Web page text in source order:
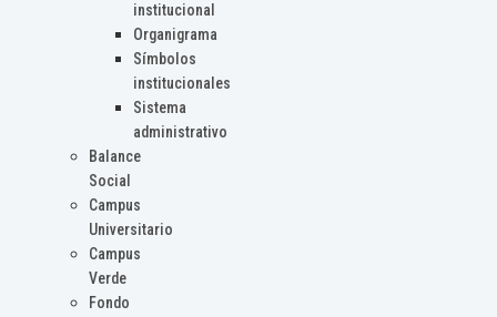
institucional
Organigrama
Símbolos
institucionales
Sistema
administrativo
Balance
Social
Campus
Universitario
Campus
Verde
Fondo